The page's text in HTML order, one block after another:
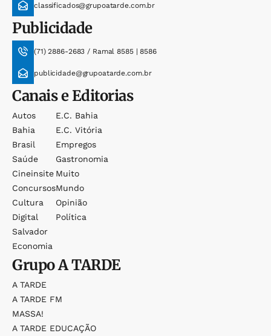
classificados@grupoatarde.com.br
Publicidade
(71) 2886-2683 / Ramal 8585 | 8586
publicidade@grupoatarde.com.br
Canais e Editorias
Autos
Bahia
Brasil
Saúde
Cineinsite
Concursos
Cultura
Digital
Salvador
Economia
E.c. Bahia
E.c. Vitória
Empregos
Gastronomia
Muito
Mundo
Opinião
Política
GrupoA TARDE
A TARDE
A TARDE FM
MASSA!
A TARDE EDUCAÇÃO